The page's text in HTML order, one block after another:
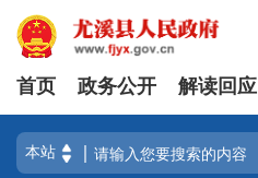
首页 政务公开 解读回应